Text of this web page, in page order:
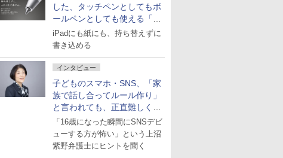
した、タッチペンとしてもボ
ールペンとしても使える「ス
タイラスツーウェイ」発売
iPadにも紙にも、持ち替えずに
書き込める
インタビュー
子どものスマホ・SNS、「家
族で話し合ってルール作り」
と言われても、正直難しくな
いですか？
「16歳になった瞬間にSNSデビ
ューする方が怖い」という上沼
紫野弁護士にヒントを聞く